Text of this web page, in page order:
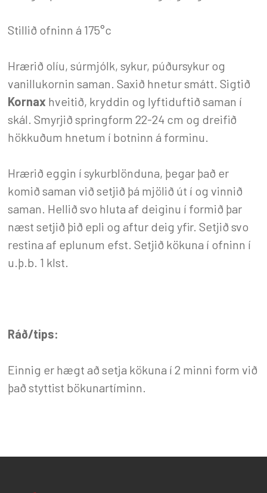
Stillið ofninn á 175°c
Hrærið olíu, súrmjólk, sykur, púðursykur og
vanillukornin saman. Saxið hnetur smátt. Sigtið
Kornax hveitið, kryddin og lyftiduftið saman í
skál. Smyrjið springform 22-24 cm og dreifið
hökkuðum hnetum í botninn á forminu.
Hrærið eggin í sykurblönduna, þegar það er
komið saman við setjið þá mjölið út í og vinnið
saman. Hellið svo hluta af deiginu í formið þar
næst setjið þið epli og aftur deig yfir. Setjið svo
restina af eplunum efst. Setjið kökuna í ofninn í
u.þ.b. 1 klst.
Ráð/tips:
Einnig er hægt að setja kökuna í 2 minni form við
það styttist bökunartíminn.